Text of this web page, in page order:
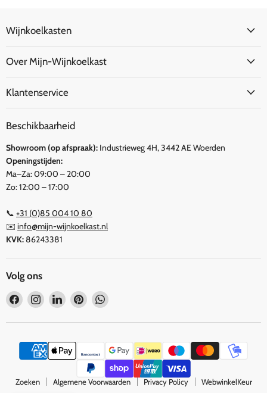
Wijnkoelkasten
Over Mijn-Wijnkoelkast
Klantenservice
Beschikbaarheid
Showroom (op afspraak): Industrieweg 4H, 3442 AE Woerden
Openingstijden:
Ma–Za: 09:00 – 20:00
Zo: 12:00 – 17:00
📞 +31 (0)85 004 10 80
✉️ info@mijn-wijnkoelkast.nl
KVK:86243381
Volg ons
Vind
ons
op
Vind
ons
op
Vind
ons
op
Vind
ons
op
Vind
op
Zoeken Algemene Voorwaarden Privacy Policy WebwinkelKeur